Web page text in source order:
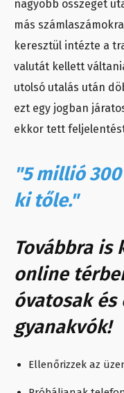
nagyobb összeget
más
keresztül intézte a
valutát kellett
utolsó utalás után
ezt egy jogban
ekkor tett
"5 millió
ki tőle."
Továbbra is
online
óvatosak és
gyanakvók!
Ellenőrizzek az